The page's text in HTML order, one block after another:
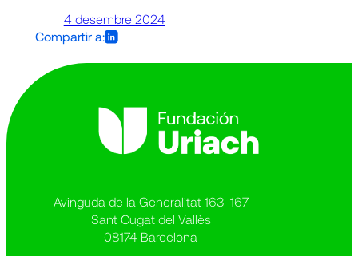
4 desembre 2024
Compartir a:
Avinguda de la Generalitat 163-167
Sant Cugat del Vallès
08174 Barcelona